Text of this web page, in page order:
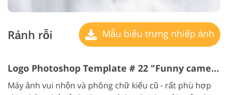
Rảnh rỗi Mẫu biểu trưng nhiếp ảnh
Logo Photoshop Template # 22 "Funny camera"
Máy ảnh vui nhộn và phông chữ kiểu cũ - rất phù hợp